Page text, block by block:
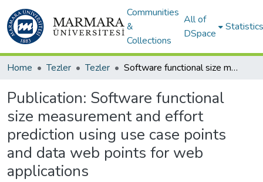
Communities
&
Collections
All of
DSpace
Statistics
Home Tezler Tezler Software functional size measurement and effort prediction using use case points and data web points for web applications
Publication: Software functional
size measurement and effort
prediction using use case points
and data web points for web
applications